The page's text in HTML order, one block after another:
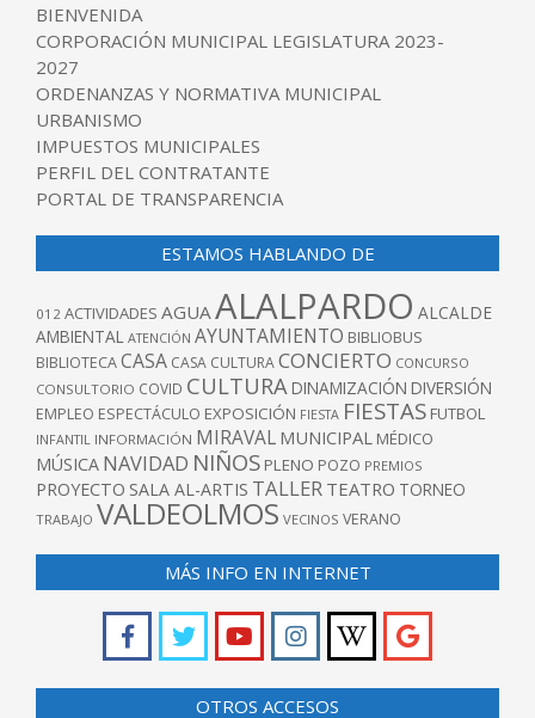
BIENVENIDA
CORPORACIÓN MUNICIPAL LEGISLATURA 2023-
2027
ORDENANZAS Y NORMATIVA MUNICIPAL
URBANISMO
IMPUESTOS MUNICIPALES
PERFIL DEL CONTRATANTE
PORTAL DE TRANSPARENCIA
ESTAMOS HABLANDO DE
012 ACTIVIDADES AGUA ALALPARDO ALCALDE
AMBIENTAL ATENCIÓN AYUNTAMIENTO BIBLIOBUS
BIBLIOTECACASA CASA CULTURACONCIERTO CONCURSO
CONSULTORIO COVID CULTURA DINAMIZACIÓN DIVERSIÓN
EMPLEO ESPECTÁCULO EXPOSICIÓN FIESTA FIESTAS FUTBOL
INFANTIL INFORMACIÓN MIRAVAL MUNICIPAL MÉDICO
MÚSICA NAVIDAD NIÑOS PLENO POZO PREMIOS
PROYECTO SALA AL-ARTIS TALLER TEATRO TORNEO
TRABAJO VALDEOLMOS VECINOS VERANO
MÁS INFO EN INTERNET
OTROS ACCESOS